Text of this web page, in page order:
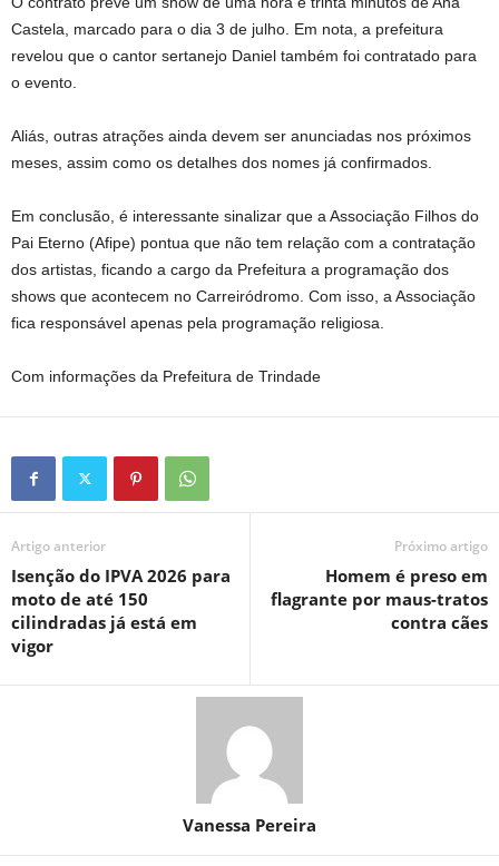
Castela, marcado para o dia 3 de julho. Em nota, a prefeitura
revelou que o cantor sertanejo Daniel também foi contratado para
o evento.
Aliás, outras atrações ainda devem ser anunciadas nos próximos
meses, assim como os detalhes dos nomes já confirmados.
Em conclusão, é interessante sinalizar que a Associação Filhos do
Pai Eterno (Afipe) pontua que não tem relação com a contratação
dos artistas, ficando a cargo da Prefeitura a programação dos
shows que acontecem no Carreiródromo. Com isso, a Associação
fica responsável apenas pela programação religiosa.
Com informações da Prefeitura de Trindade
Artigo anterior
Isenção do IPVA 2026 para
moto de até 150
cilindradas já está em
vigor
Próximo artigo
Homem é preso em
flagrante por maus-tratos
contra cães
Vanessa Pereira